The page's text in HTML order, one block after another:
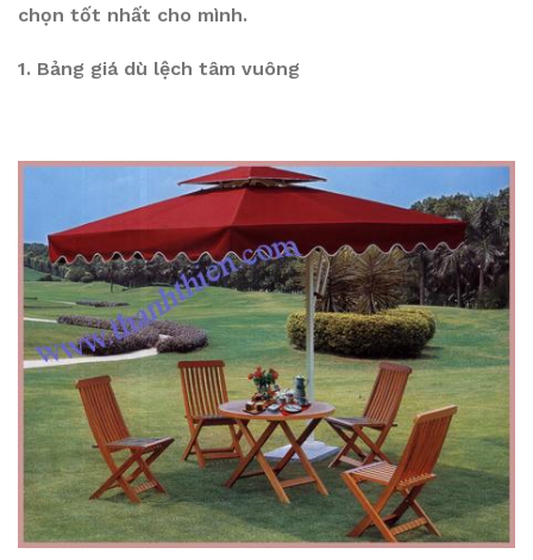
chọn tốt nhất cho mình.
1. Bảng giá dù lệch tâm vuông